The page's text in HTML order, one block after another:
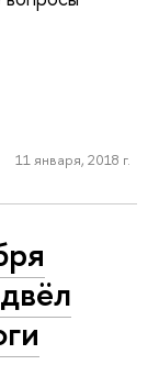
11 января, 2018 г.